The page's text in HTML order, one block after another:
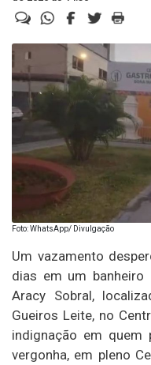
Foto: WhatsApp/ Divulgação
Um vazamento
dias em um banheiro
Aracy Sobral,
Gueiros Leite, no
indignação em quem
vergonha, em pleno